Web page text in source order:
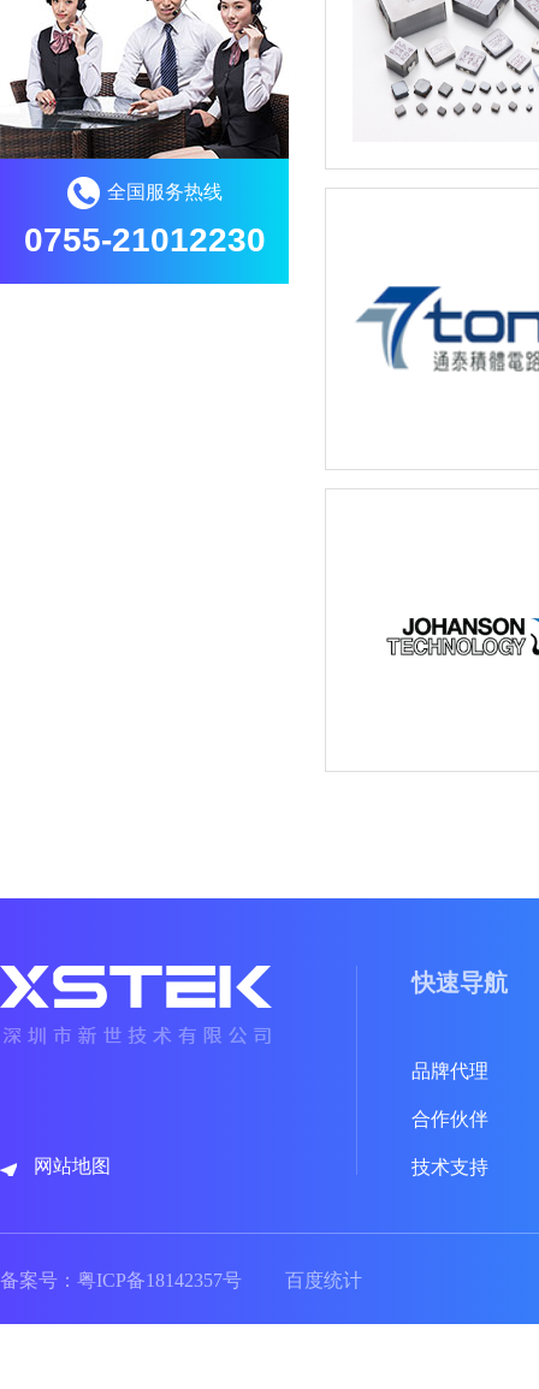
全国服务热线
0755-21012230
网站地图
快速导航
品牌代理
合作伙伴
技术支持
备案号： 粤ICP备18142357号 百度统计